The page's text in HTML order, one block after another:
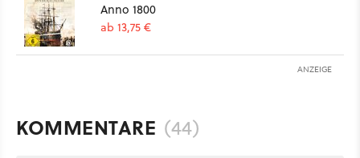
Anno 1800
ab 13,75 €
ANZEIGE
KOMMENTARE (44)